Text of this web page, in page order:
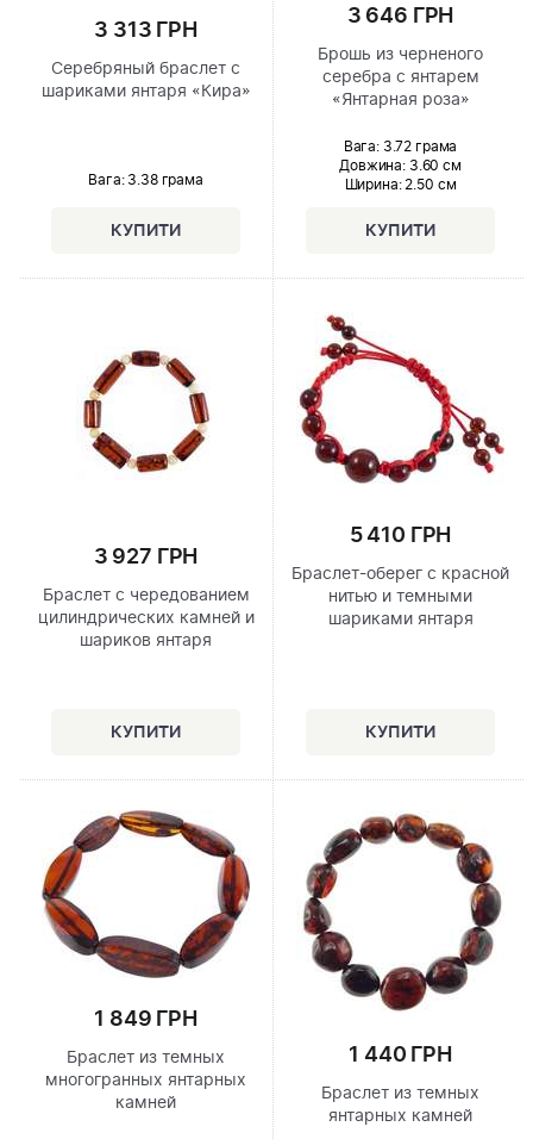
3 313 ГРН
Серебряный браслет с
шариками янтаря «Кира»
Вага: 3.38 грама
3 646 ГРН
Брошь из черненого
серебра с янтарем
«Янтарная роза»
Вага: 3.72 грама
Довжина: 3.60 см
Ширина: 2.50 см
3 927 ГРН
Браслет с чередованием
цилиндрических камней и
шариков янтаря
5 410 ГРН
Браслет-оберег с красной
нитью и темными
шариками янтаря
1 849 ГРН
Браслет из темных
многогранных янтарных
камней
1 440 ГРН
Браслет из темных
янтарных камней